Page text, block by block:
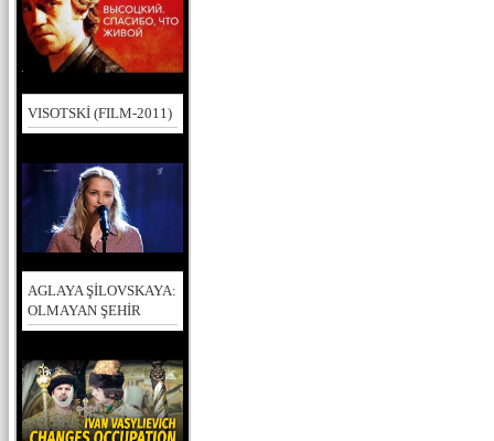
VISOTSKİ (FILM-2011)
AGLAYA ŞİLOVSKAYA:
OLMAYAN ŞEHİR